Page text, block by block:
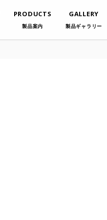
PRODUCTS
製品案内
GALLERY
製品ギャラリー